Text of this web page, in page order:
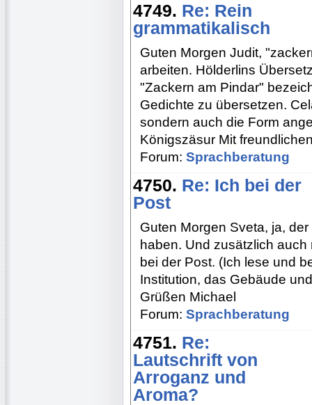
4749. Re: Rein
grammatikalisch
Guten Morgen Judit,
arbeiten. Hölderlins
"Zackern am Pindar"
Gedichte zu übersetzen.
sondern auch die Form
Königszäsur Mit
Forum: Sprachberatung
4750. Re: Ich bei der
Post
Guten Morgen Sveta, ja,
haben. Und zusätzlich auch
bei der Post. (Ich lese und
Institution, das Gebäude
Grüßen Michael
Forum: Sprachberatung
4751. Re:
Lautschrift von
Arroganz und
Aroma?